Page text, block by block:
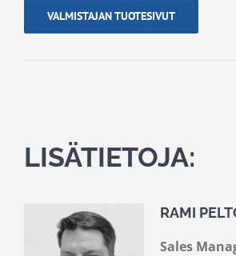
VALMISTAJAN TUOTESIVUT
LISÄTIETOJA:
RAMI
Sales